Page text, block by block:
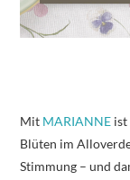
Mit MARIANNE ist
Blüten im
Stimmung – und